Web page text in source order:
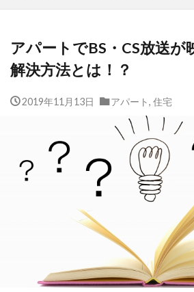
アパートでBS・CS放送
解決方法とは！？
2019年11月13日 アパート, 住宅